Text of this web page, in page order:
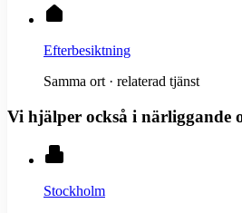
Efterbesiktning
Samma ort · relaterad tjänst
Vi hjälper också i närliggande
Stockholm